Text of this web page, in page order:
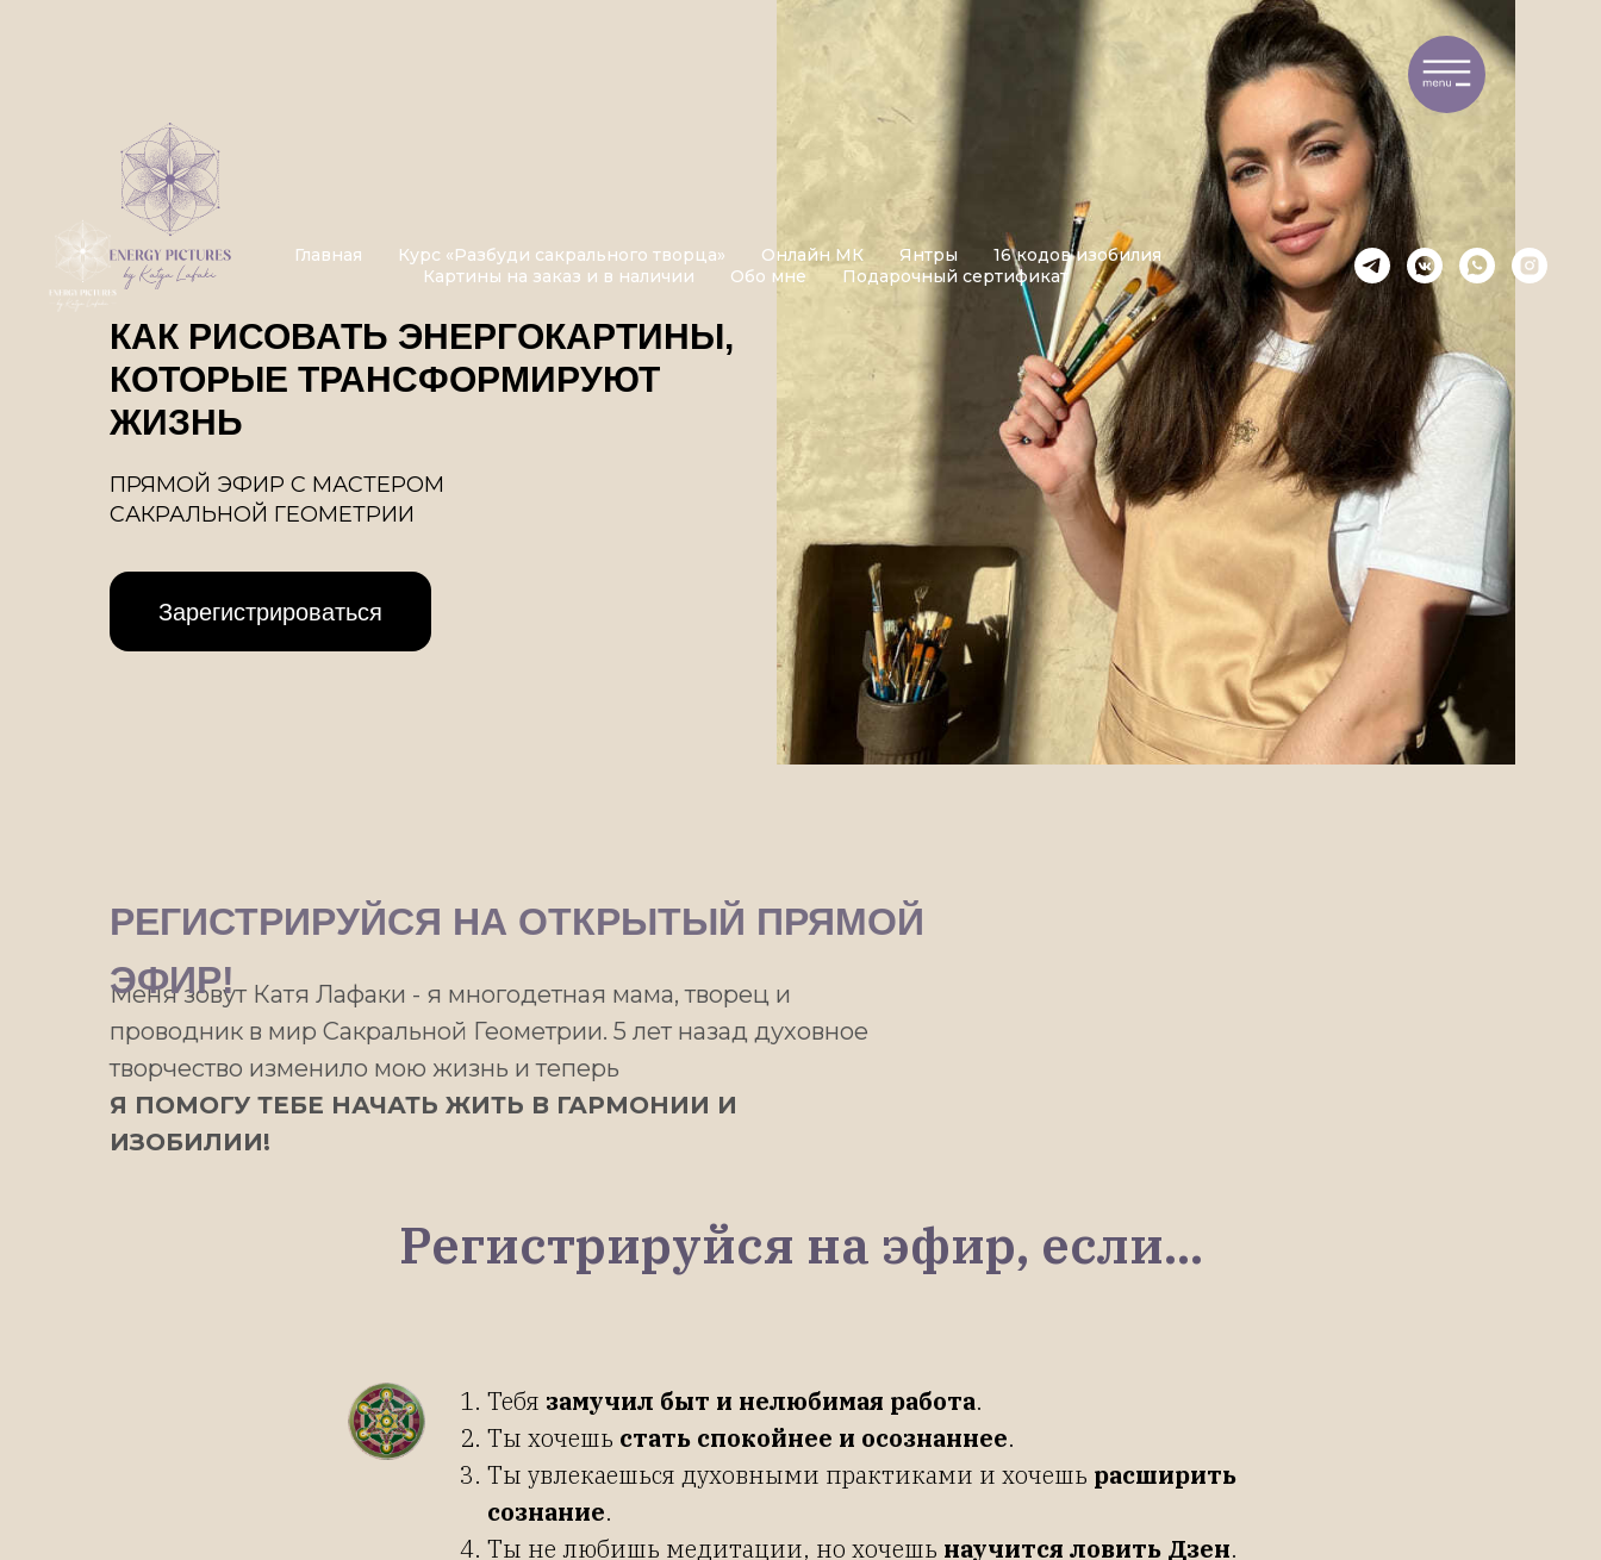
Главная Курс «Разбуди сакрального творца» Онлайн МК Янтры
16 кодов изобилия
Картины на заказ и в наличии
Обо мне Подарочный сертификат
КАК РИСОВАТЬ ЭНЕРГОКАРТИНЫ,
КОТОРЫЕ ТРАНСФОРМИРУЮТ
ЖИЗНЬ
ПРЯМОЙ ЭФИР С МАСТЕРОМ
САКРАЛЬНОЙ ГЕОМЕТРИИ
Зарегистрироваться
Меня зовут Катя Лафаки - я многодетная мама, творец и
проводник в мир Сакральной Геометрии. 5 лет назад духовное
творчество изменило мою жизнь и теперь
Я ПОМОГУ ТЕБЕ НАЧАТЬ ЖИТЬ В ГАРМОНИИ И
ИЗОБИЛИИ!
РЕГИСТРИРУЙСЯ НА ОТКРЫТЫЙ ПРЯМОЙ
ЭФИР!
Регистрируйся на эфир, если...
Тебя замучил быт и нелюбимая работа.
Ты хочешь стать спокойнее и осознаннее.
Ты увлекаешься духовными практиками и хочешь расширить
сознание.
Ты не любишь медитации, но хочешь научится ловить Дзен.